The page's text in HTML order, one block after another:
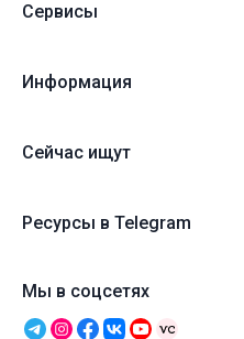
Сервисы
Информация
Сейчас ищут
Ресурсы в Telegram
Мы в соцсетях